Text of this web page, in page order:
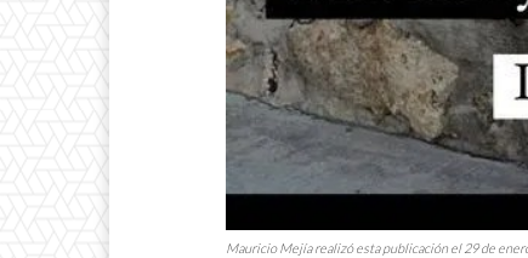
Mauricio Mejía realizó esta publicación el 29 de